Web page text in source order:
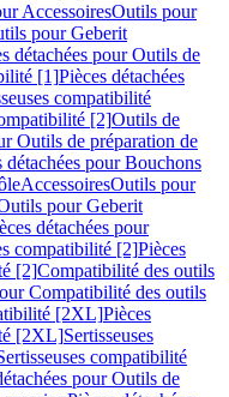
AccessoiresOutils pour
pour Geberit
détachées pour Outils de
[1]Pièces détachées
compatibilité
[2]Outils de
Outils de préparation de
détachées pour Bouchons
AccessoiresOutils pour
pour Geberit
détachées pour
compatibilité [2]Pièces
[2]Compatibilité des outils
Compatibilité des outils
[2XL]Pièces
[2XL]Sertisseuses
compatibilité
pour Outils de